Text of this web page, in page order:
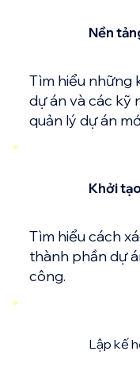
Nền
Tìm hiểu những
dự án và các kỹ
quản lý dự án
Khởi
Tìm hiểu cách
thành phần dự
công.
Lập kế